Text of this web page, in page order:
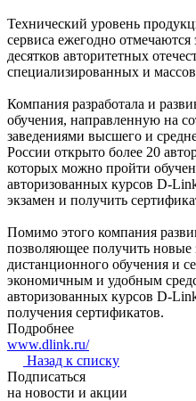
Технический уровень
сервиса ежегодно
десятков авторитетных
специализированных и
Компания разработала и
обучения, направленную на
заведениями высшего и
России открыто более 20
которых можно пройти
авторизованных курсов D-
экзамен и получить
Помимо этого компания
позволяющее получить новые
дистанционного обучения и
экономичным и удобным
авторизованных курсов D-
получения сертификатов.
Подробнее
www.dlink.ru/
Назад к списку
Подписаться
на новости и акции